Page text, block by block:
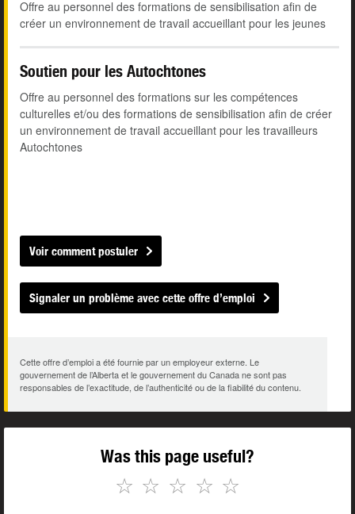
Offre au personnel des formations de sensibilisation afin de
créer un environnement de travail accueillant pour les jeunes
Soutien pour les Autochtones
Offre au personnel des formations sur les compétences
culturelles et/ou des formations de sensibilisation afin de créer
un environnement de travail accueillant pour les travailleurs
Autochtones
Voir comment postuler
Signaler un problème avec cette offre d’emploi
Cette offre d’emploi a été fournie par un employeur externe. Le
gouvernement de l’Alberta et le gouvernement du Canada ne sont pas
responsables de l’exactitude, de l’authenticité ou de la fiabilité du contenu.
Was this page useful?
☆
☆
☆
☆
☆